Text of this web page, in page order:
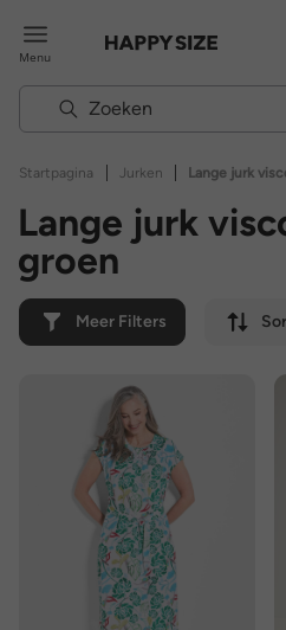
Menu
Startpagina | Jurken | Lange jurk
Lange jurk
groen
Meer Filters